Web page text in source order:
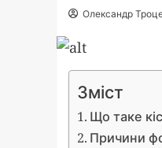
Олександр
Зміст
Що таке
Причини